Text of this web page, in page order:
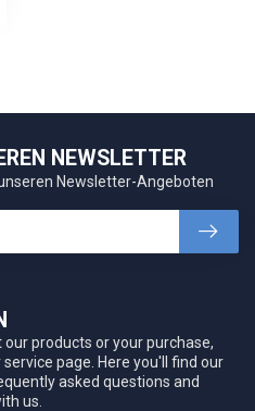
products or your purchase,
page. Here you'll find our
asked questions and
us.
NEWSLETTER
Newsletter-Angeboten